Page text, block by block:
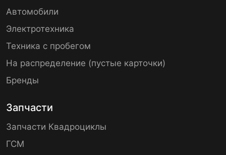
Автомобили
Электротехника
Техника с пробегом
На распределение (пустые карточки)
Бренды
Запчасти
Запчасти Квадроциклы
ГСМ